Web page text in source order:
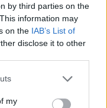
by third parties on the
information may
on the IAB’s List of
disclose it to other
one or more Google
You may click to
my